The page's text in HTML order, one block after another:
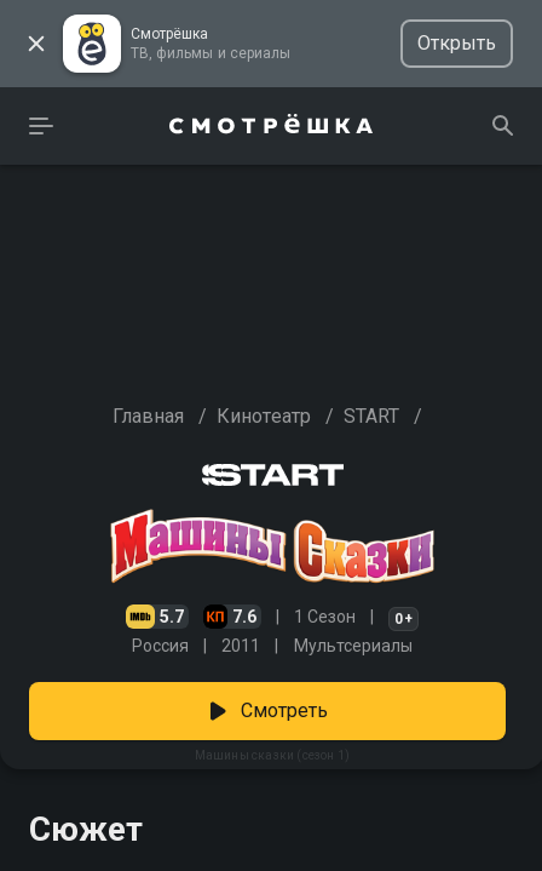
Смотрёшка
ТВ, фильмы и сериалы
Открыть
Главная / Кинотеатр / START /
5.7 7.6 1 Сезон 0+
Россия 2011 Мультсериалы
Машины сказки (сезон 1)
Смотреть
Сюжет